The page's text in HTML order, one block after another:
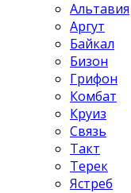
Альтавия
Аргут
Байкал
Бизон
Грифон
Комбат
Круиз
Связь
Такт
Терек
Ястреб